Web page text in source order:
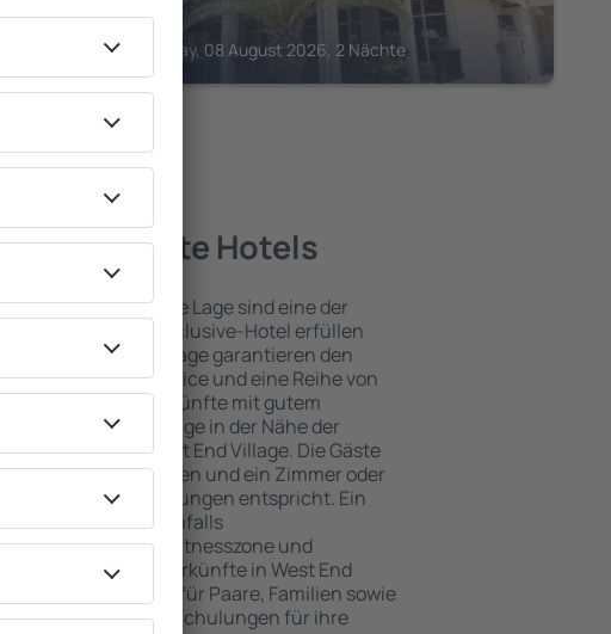
173€
Simpson Bay, 08 August 2026, 2 Nächte
– beste Hotels
und eine attraktive Lage sind eine der
die ein All-Inclusive-Hotel erfüllen
in West End Village garantieren den
Service und eine Reihe von
Unterkünfte mit gutem
ausgezeichnete Lage in der Nähe der
in West End Village. Die Gäste
Parkplätze nutzen und ein Zimmer oder
das ihren Erwartungen entspricht. Ein
umfasst ebenfalls
Menü, SPA oder Fitnesszone und
Die besten Unterkünfte in West End
Lösung für Paare, Familien sowie
reisen oder Schulungen für ihre